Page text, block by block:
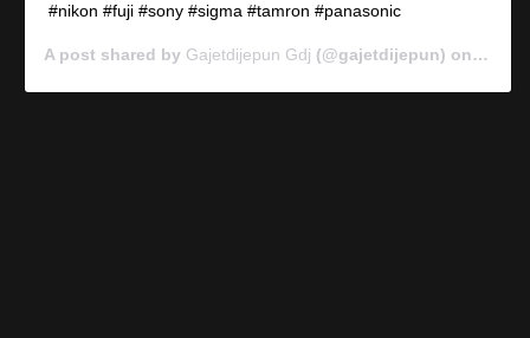
#nikon #fuji #sony #sigma #tamron #panasonic
A post shared by Gajetdijepun Gdj (@gajetdijepun) on Jan 7,